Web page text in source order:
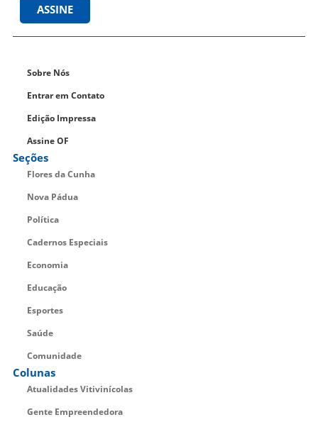
ASSINE
Sobre Nós
Entrar em Contato
Edição Impressa
Assine OF
Seções
Flores da Cunha
Nova Pádua
Política
Cadernos Especiais
Economia
Educação
Esportes
Saúde
Comunidade
Colunas
Atualidades Vitivinícolas
Gente Empreendedora